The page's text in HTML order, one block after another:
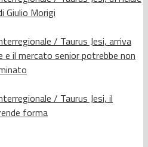
Giulio Morigi
/ Taurus Jesi, arriva
e il mercato senior potrebbe non
/ Taurus Jesi, il
forma